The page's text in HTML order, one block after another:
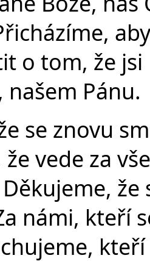
o tom, že
našem Pánu.
se znovu
že vede za
námi, kteří